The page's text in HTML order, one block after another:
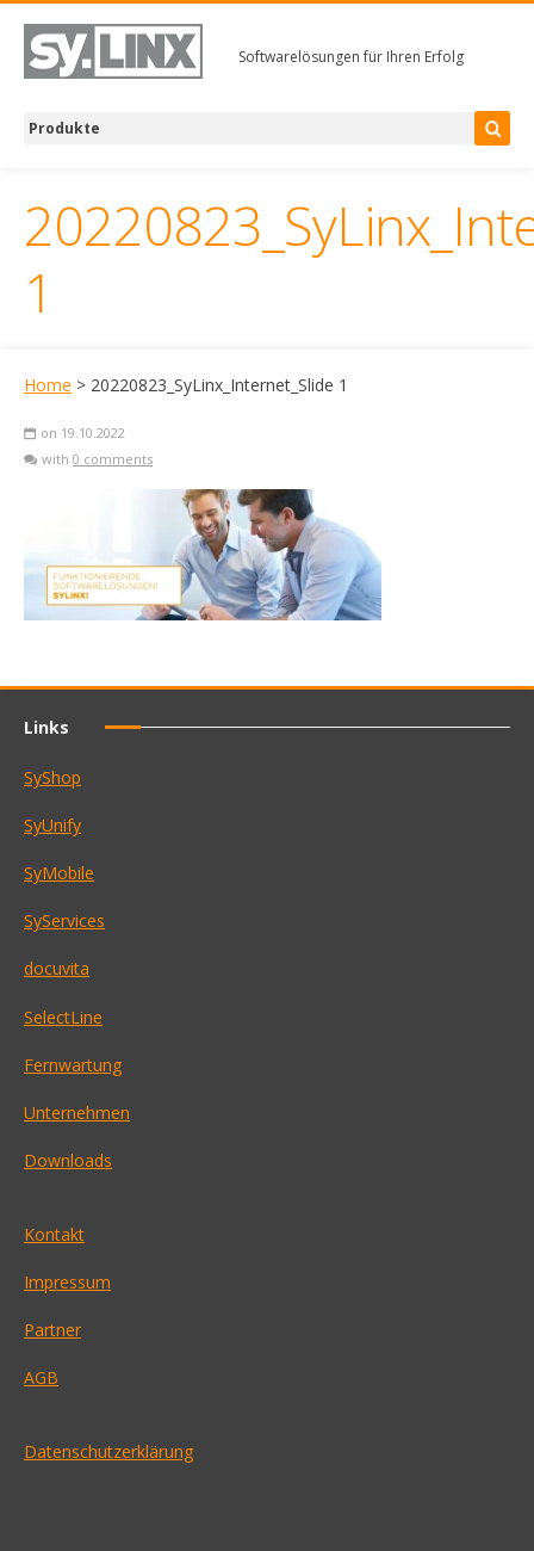
Softwarelösungen für Ihren Erfolg
1
Home > 20220823_SyLinx_Internet_Slide 1
on 19.10.2022
with 0 comments
Links
SyShop
SyUnify
SyMobile
SyServices
docuvita
SelectLine
Fernwartung
Unternehmen
Downloads
Kontakt
Impressum
Partner
AGB
Datenschutzerklärung